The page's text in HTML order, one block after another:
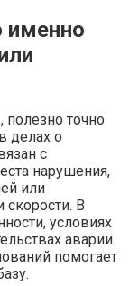
именно
полезно точно
делах о
с
нарушения,
или
скорости. В
условиях
аварии.
помогает